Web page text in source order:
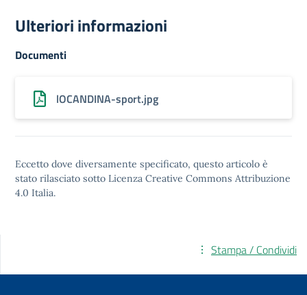
Ulteriori informazioni
Documenti
lOCANDINA-sport.jpg
Eccetto dove diversamente specificato, questo articolo è
stato rilasciato sotto Licenza Creative Commons Attribuzione
4.0 Italia.
Stampa / Condividi